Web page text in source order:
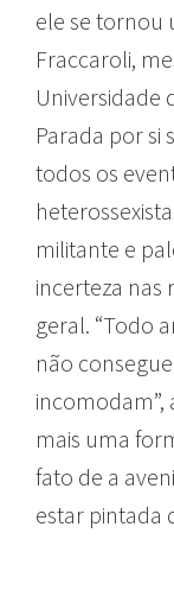
ele se tornou
Fraccaroli,
Universidade
Parada por si
todos os
militante e
incerteza nas
geral. “Todo
não
incomodam”,
mais uma
fato de a
estar pintada